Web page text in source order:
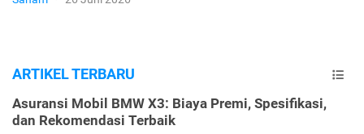
ARTIKEL TERBARU
Asuransi Mobil BMW X3: Biaya Premi, Spesifikasi,
dan Rekomendasi Terbaik